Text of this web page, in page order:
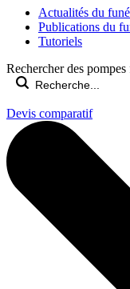
Actualités du
Publications du
Tutoriels
Rechercher des
Devis comparatif